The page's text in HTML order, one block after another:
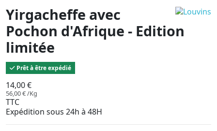
Yirgacheffe avec
Pochon d'Afrique - Edition
limitée
Prêt à être expédié
14,00 €
56,00 € /Kg
TTC
Expédition sous 24h à 48H